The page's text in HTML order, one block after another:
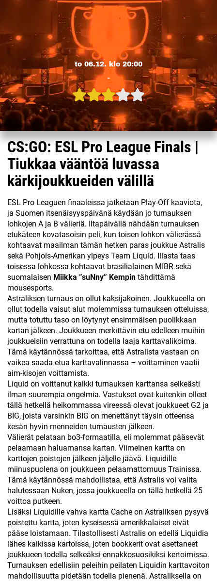
to 06.12. klo 20:00
-
CS:GO: ESL Pro League Finals |
Tiukkaa vääntöä luvassa
kärkijoukkueiden välillä
ESL Pro Leaguen finaaleissa jatketaan Play-Off kaaviota,
ja Suomen itsenäisyyspäivänä käydään jo turnauksen
lohkojen A ja B välieriä. Iltapäivällä nähdään turnauksen
etukäteen kovatasoisin peli, kun toisen lohkon välierässä
kohtaavat maailman tämän hetken paras joukkue Astralis
sekä Pohjois-Amerikan ylpeys Team Liquid. Illasta taas
toisessa lohkossa kohtaavat brasilialainen MIBR sekä
suomalaisen Miikka ”suNny” Kempin tähdittämä
mousesports.
Astraliksen turnaus on ollut kaksijakoinen. Joukkueella on
ollut todella vaisut alut molemmissa turnauksen otteluissa,
mutta totuttu taso on löytynyt ensimmäisen puolikkaan
kartan jälkeen. Joukkueen merkittävin etu edelleen muihin
joukkueisiin verrattuna on todella laaja karttavalikoima.
Tämä käytännössä tarkoittaa, että Astralista vastaan on
vaikea saada etua karttavalinnassa – voittaminen vaatii
aim-kisojen voittamista.
Liquid on voittanut kaikki turnauksen karttansa selkeästi
ilman suurempia ongelmia. Vastukset ovat kuitenkin olleet
tällä hetkellä heikommassa vireessä olevat joukkueet G2 ja
BIG, joista varsinkin BIG on menettänyt täysin otteensa
kesän hyvin menneiden turnausten jälkeen.
Välierät pelataan bo3-formaatilla, eli molemmat pääsevät
pelaamaan haluamansa kartan. Viimeinen kartta on
karttojen poistojen jälkeen jäljelle jäävä. Liquidille
miinuspuolena on joukkueen pelaamattomuus Trainissa.
Tämä käytännössä mahdollistaa, että Astralis voi valita
halutessaan Nuken, jossa joukkueella on tällä hetkellä 25
voittoa putkeen.
Lisäksi Liquidille vahva kartta Cache on Astraliksen pysyvä
poistettu kartta, joten kyseisessä amerikkalaiset eivät
pääse loistamaan. Tilastollisesti Astralis on edellä Liquidia
lähes kaikissa kartoissa, joten bookkerit ovat asettaneet
joukkueen todella selkeäksi ennakkosuosikiksi kertoimissa.
Turnauksen edellisiin peleihin peilaten Liquidin karttavoiton
mahdollisuutta pidetään todella pienenä. Astraliksella on